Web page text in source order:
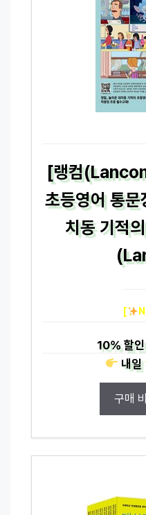
[랭컴
초등영어 통
치동 기적
[
10%할
내일
구매